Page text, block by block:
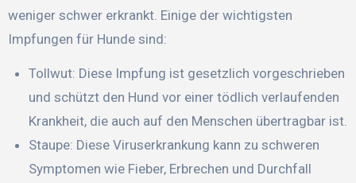
weniger schwer erkrankt. Einige der wichtigsten
Impfungen für Hunde sind:
Tollwut: Diese Impfung ist gesetzlich vorgeschrieben
und schützt den Hund vor einer tödlich verlaufenden
Krankheit, die auch auf den Menschen übertragbar ist.
Staupe: Diese Viruserkrankung kann zu schweren
Symptomen wie Fieber, Erbrechen und Durchfall